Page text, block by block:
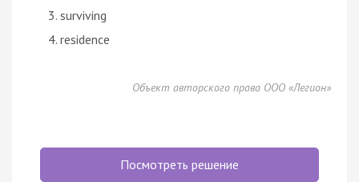
surviving
residence
Объект авторского права ООО «Легион»
Посмотреть решение